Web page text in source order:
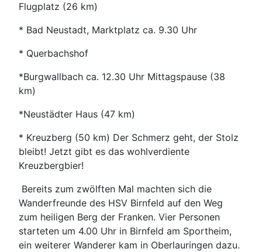
Flugplatz (26 km)
* Bad Neustadt, Marktplatz ca. 9.30 Uhr
* Querbachshof
*Burgwallbach ca. 12.30 Uhr Mittagspause (38
km)
*Neustädter Haus (47 km)
* Kreuzberg (50 km) Der Schmerz geht, der Stolz
bleibt! Jetzt gibt es das wohlverdiente
Kreuzbergbier!
Bereits zum zwölften Mal machten sich die
Wanderfreunde des HSV Birnfeld auf den Weg
zum heiligen Berg der Franken. Vier Personen
starteten um 4.00 Uhr in Birnfeld am Sportheim,
ein weiterer Wanderer kam in Oberlauringen dazu.